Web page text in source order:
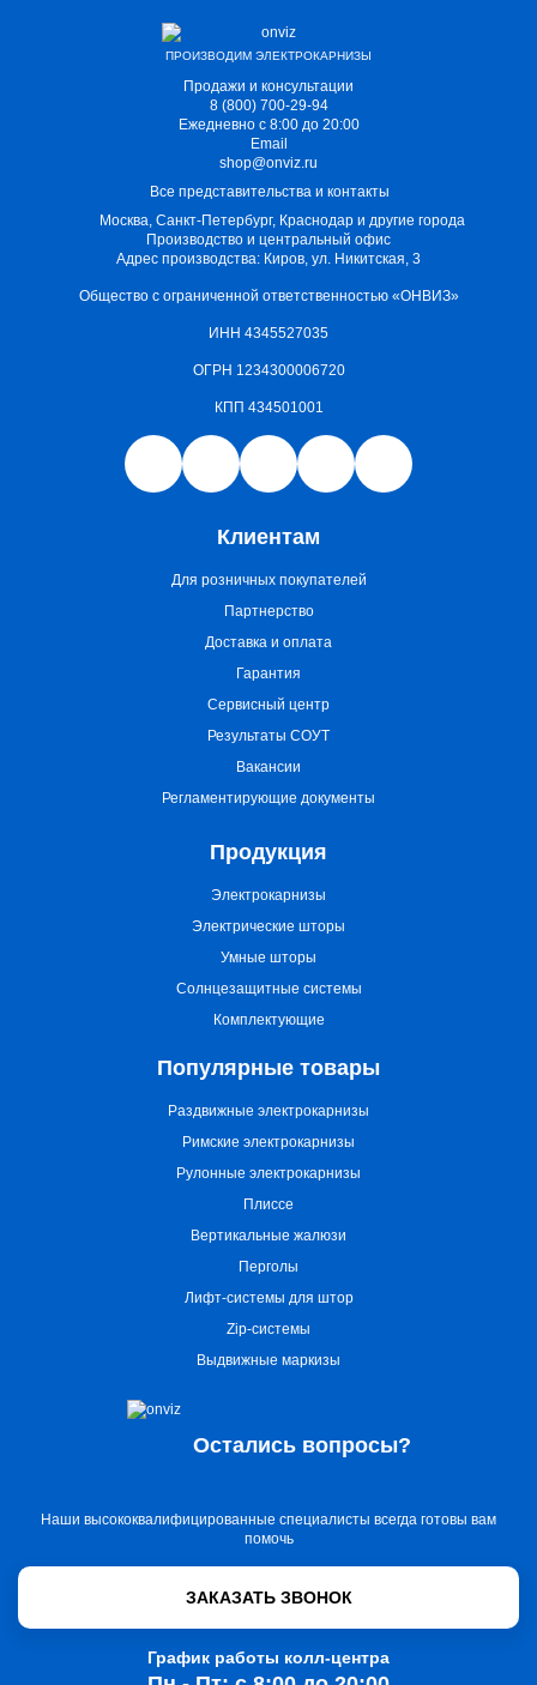
ПРОИЗВОДИМ ЭЛЕКТРОКАРНИЗЫ
Продажи и консультации
8 (800) 700-29-94
Ежедневно с 8:00 до 20:00
Email
shop@onviz.ru
Все представительства и контакты
Москва, Санкт-Петербург, Краснодар и другие города
Производство и центральный офис
Адрес производства: Киров, ул. Никитская, 3
Общество с ограниченной ответственностью «ОНВИЗ»
ИНН 4345527035
ОГРН 1234300006720
КПП 434501001
Клиентам
Для розничных покупателей
Партнерство
Доставка и оплата
Гарантия
Сервисный центр
Результаты СОУТ
Вакансии
Регламентирующие документы
Продукция
Электрокарнизы
Электрические шторы
Умные шторы
Солнцезащитные системы
Комплектующие
Популярные товары
Раздвижные электрокарнизы
Римские электрокарнизы
Рулонные электрокарнизы
Плиссе
Вертикальные жалюзи
Перголы
Лифт-системы для штор
Zip-системы
Выдвижные маркизы
Остались вопросы?
Наши высококвалифицированные специалисты всегда готовы вам
помочь
ЗАКАЗАТЬ ЗВОНОК
График работы колл-центра